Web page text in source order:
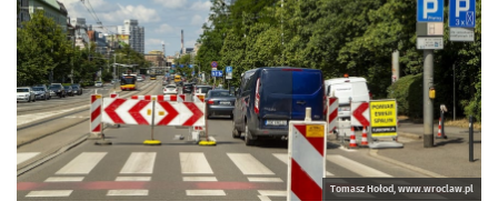
Tomasz Hołod, www.wroclaw.pl